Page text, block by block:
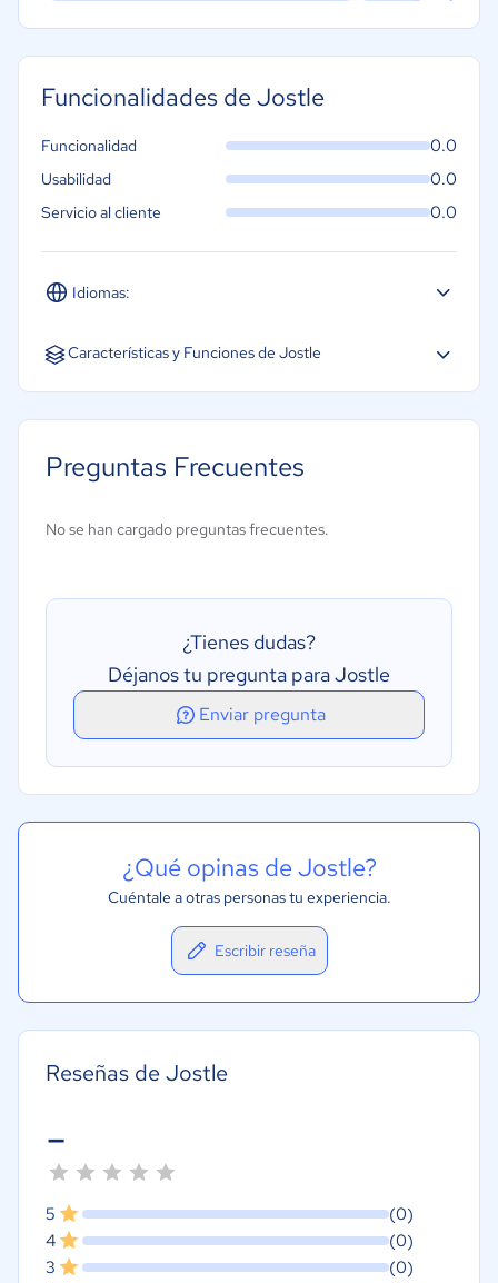
Funcionalidades de Jostle
Idiomas:
Español Inglés Portugués
Funcionalidad 0.0
Usabilidad 0.0
Servicio al cliente 0.0
Características y Funciones de Jostle
Gestión de políticas
Preguntas Frecuentes
No se han cargado preguntas frecuentes.
¿Tienes dudas?
Déjanos tu pregunta para Jostle
Enviar pregunta
¿Qué opinas de Jostle?
Cuéntale a otras personas tu experiencia.
Escribir reseña
Reseñas de Jostle
-
5
(0)
4
(0)
3
(0)